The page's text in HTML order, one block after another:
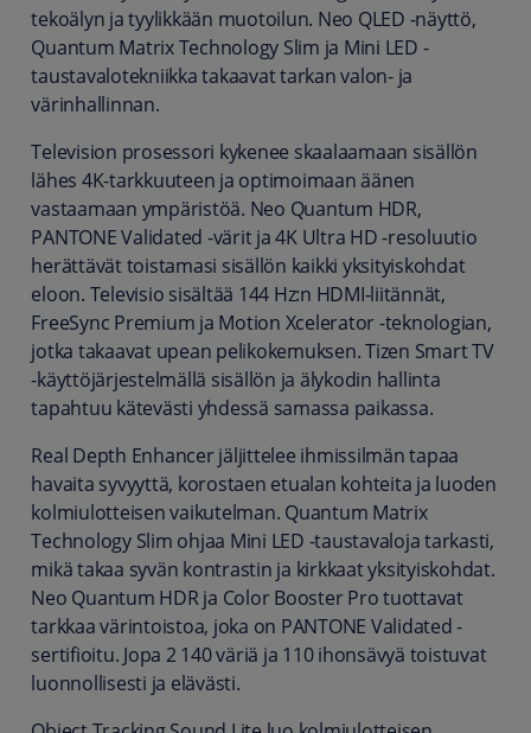
tekoälyn ja tyylikkään muotoilun. Neo QLED -näyttö,
Quantum Matrix Technology Slim ja Mini LED -
taustavalotekniikka takaavat tarkan valon- ja
värinhallinnan.
Television prosessori kykenee skaalaamaan sisällön
lähes 4K-tarkkuuteen ja optimoimaan äänen
vastaamaan ympäristöä. Neo Quantum HDR,
PANTONE Validated -värit ja 4K Ultra HD -resoluutio
herättävät toistamasi sisällön kaikki yksityiskohdat
eloon. Televisio sisältää 144 Hz:n HDMI-liitännät,
FreeSync Premium ja Motion Xcelerator -teknologian,
jotka takaavat upean pelikokemuksen. Tizen Smart TV
-käyttöjärjestelmällä sisällön ja älykodin hallinta
tapahtuu kätevästi yhdessä samassa paikassa.
Real Depth Enhancer jäljittelee ihmissilmän tapaa
havaita syvyyttä, korostaen etualan kohteita ja luoden
kolmiulotteisen vaikutelman. Quantum Matrix
Technology Slim ohjaa Mini LED -taustavaloja tarkasti,
mikä takaa syvän kontrastin ja kirkkaat yksityiskohdat.
Neo Quantum HDR ja Color Booster Pro tuottavat
tarkkaa värintoistoa, joka on PANTONE Validated -
sertifioitu. Jopa 2 140 väriä ja 110 ihonsävyä toistuvat
luonnollisesti ja elävästi.